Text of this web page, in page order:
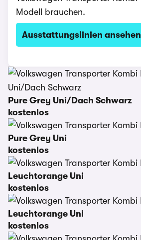
Modell brauchen.
Ausstattungslinien ansehen
Pure Grey Uni/Dach Schwarz
kostenlos
Pure Grey Uni
kostenlos
Leuchtorange Uni
kostenlos
Leuchtorange Uni
kostenlos